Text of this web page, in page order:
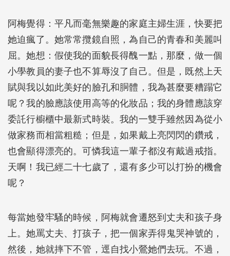
阿梅覺得：平凡而毫無樂趣的家庭主婦生涯，快要把
她迫瘋了。她常常攬鏡自照，為自己的青春和美麗叫
屈。她想：假使我的面貌長得醜一點，那麼，做一個
小學教員的妻子也不算辱沒了自己。但是，既然上天
賦與我以如此美好的臉孔和胴體，我為甚麼要糟蹋它
呢？我的臉應該使用高等的化妝品；我的身體應該穿
委託行櫥櫃中最新式時裝。我的一雙手雖然因為從小
做家務而相當粗糙；但是，如果戴上亮閃閃的鑽戒，
也會顯得漂亮的。可憐我這一輩子都沒有戴過戒指。
天啊！我已經二十七歲了，還有多少可以打扮的機會
呢？
每當她發牢騷的時候，阿梅就會遷怒到丈夫和孩子身
上。她罵丈夫、打孩子，把一個家弄得鬼哭神號的，
然後，她就摔下不管，逕自找小鶯她們去玩。不過，